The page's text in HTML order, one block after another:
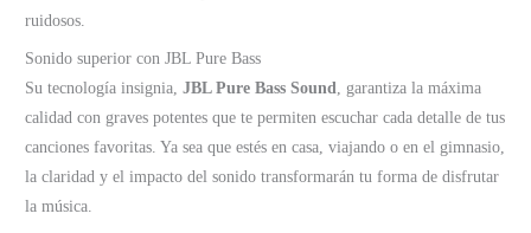
ruidosos.
Sonido superior con JBL Pure Bass
Su tecnología insignia,JBL Pure Bass Sound
, garantiza la máxima
calidad con graves potentes que te permiten escuchar cada detalle de tus
canciones favoritas. Ya sea que estés en casa, viajando o en el gimnasio,
la claridad y el impacto del sonido transformarán tu forma de disfrutar
la música.